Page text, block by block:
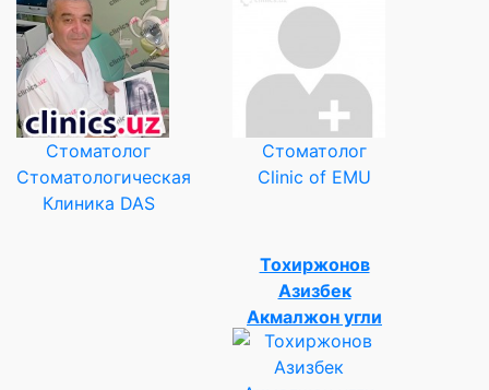
Стоматолог
Стоматологическая
Клиника DAS
Стоматолог
Clinic of EMU
Тохиржонов
Азизбек
Акмалжон угли